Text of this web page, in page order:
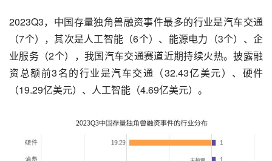
2023Q3，中国存量独角兽融资事件最多的行业是汽车交通
（7个），其次是人工智能（6个）、能源电力（3个）、企
业服务（2个），我国汽车交通赛道近期持续火热。披露融
资总额前3名的行业是汽车交通（32.43亿美元）、硬件
（19.29亿美元）、人工智能（4.69亿美元）。